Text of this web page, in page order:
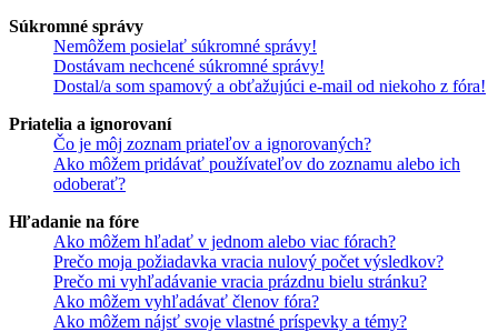
Súkromné správy
Nemôžem posielať súkromné správy!
Dostávam nechcené súkromné správy!
Dostal/a som spamový a obťažujúci e-mail od niekoho z fóra!
Priatelia a ignorovaní
Čo je môj zoznam priateľov a ignorovaných?
Ako môžem pridávať používateľov do zoznamu alebo ich
odoberať?
Hľadanie na fóre
Ako môžem hľadať v jednom alebo viac fórach?
Prečo moja požiadavka vracia nulový počet výsledkov?
Prečo mi vyhľadávanie vracia prázdnu bielu stránku?
Ako môžem vyhľadávať členov fóra?
Ako môžem nájsť svoje vlastné príspevky a témy?